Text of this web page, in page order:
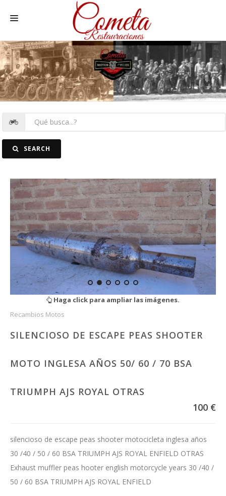
HOME
MOTOS NACIONALES Y OTRAS
REC. MOTOS
FOTOSSEARCH
Haga click para ampliar las imágenes.
Recambios Motos
SILENCIOSO DE ESCAPE PEAS SHOOTER
MOTO INGLESA AÑOS 50/ 60 / 70 BSA
TRIUMPH AJS ROYAL OTRAS
100 €
silencioso de escape peas shooter motocicleta inglesa años
30 /40 / 50 / 60 BSA TRIUMPH AJS ROYAL ENFIELD OTRAS
Exhaust muffler peas hooter english motorcycle years 30 /40 /
50 / 60 BSA TRIUMPH AJS ROYAL ENFIELD